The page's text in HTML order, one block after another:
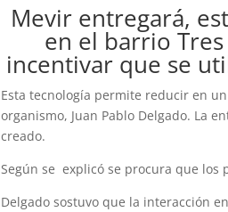
Mevir entregará,
en el barrio
incentivar que se
Esta tecnología permite reducir en
organismo, Juan Pablo Delgado. La
creado.
Según se explicó se procura que los
Delgado sostuvo que la interacción